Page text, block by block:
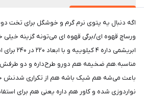
اگه دنبال یه پتوی نرم گرم و خوشگل برای تخت
ورساچ قهوه ای/برگی قهوه ای می‌تونه گزینه
ابریشمی داره
مناسبه.هم ضخیمه هم دورو طرح‌داره و دو طرفش
باعث می‌شه هم شیک باشه هم از تکراری شدنش
نواردوزی شده و کاور هم داره یعنی هم برای